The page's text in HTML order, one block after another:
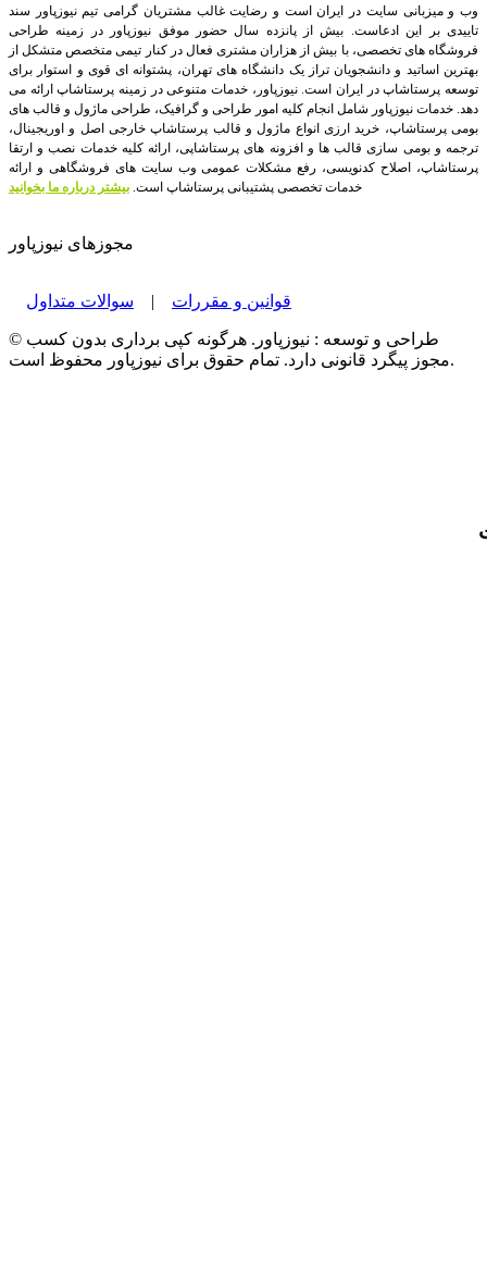
وب و میزبانی سایت در ایران است و رضایت غالب مشتریان گرامی تیم نیوزپاور سند
تاییدی بر این ادعاست. بیش از پانزده سال حضور موفق نیوزپاور در زمینه طراحی
فروشگاه های تخصصی، با بیش از هزاران مشتری فعال در کنار تیمی متخصص متشکل از
بهترین اساتید و دانشجویان تراز یک دانشگاه های تهران، پشتوانه ای قوی و استوار برای
توسعه پرستاشاپ در ایران است.نیوزپاور، خدمات متنوعی در زمینه پرستاشاپ ارائه می
دهد. خدمات نیوزپاور شامل انجام کلیه امور طراحی و گرافیک، طراحی ماژول و قالب های
بومی پرستاشاپ، خرید ارزی انواع ماژول و قالب پرستاشاپ خارجی اصل و اوریجینال،
ترجمه و بومی سازی قالب ها و افزونه های پرستاشاپی، ارائه کلیه خدمات نصب و ارتقا
پرستاشاپ، اصلاح کدنویسی، رفع مشکلات عمومی وب سایت های فروشگاهی و ارائه
خدمات تخصصی پشتیبانی پرستاشاپ است. بیشتر درباره ما بخوانید
مجوزهای نیوزپاور
قوانین و مقررات | سوالات متداول
© طراحی و توسعه : نیوزپاور. هرگونه کپی برداری بدون کسب
مجوز پیگرد قانونی دارد. تمام حقوق برای نیوزپاور محفوظ است.